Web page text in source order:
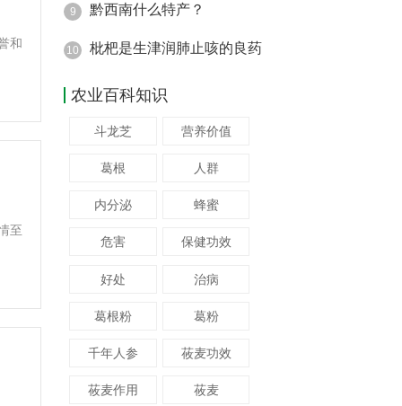
和
至
9 黔西南什么特产？
10 枇杷是生津润肺止咳的良药
农业百科知识
斗龙芝 营养价值
葛根 人群
内分泌 蜂蜜
危害 保健功效
好处 治病
葛根粉 葛粉
千年人参 莜麦功效
莜麦作用 莜麦